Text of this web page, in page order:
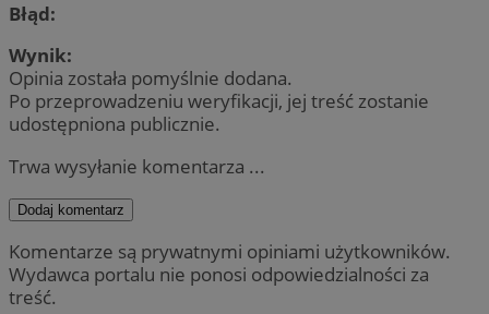
Błąd:
Wynik:
Opinia została pomyślnie dodana.
Po przeprowadzeniu weryfikacji, jej treść zostanie
udostępniona publicznie.
Trwa wysyłanie komentarza ...
Dodaj komentarz
Komentarze są prywatnymi opiniami użytkowników.
Wydawca portalu nie ponosi odpowiedzialności za
treść.